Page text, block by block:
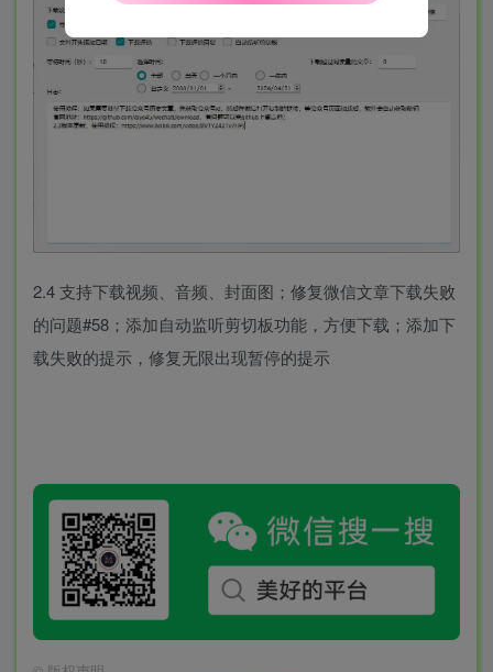
2.4 支持下载视频、音频、封面图；修复微信文章下载失败
的问题#58；添加自动监听剪切板功能，方便下载；添加下
载失败的提示，修复无限出现暂停的提示